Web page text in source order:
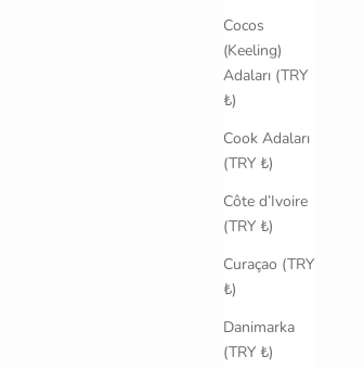
Cocos
(Keeling)
Adaları (TRY
₺)
Cook Adaları
(TRY ₺)
Côte d’Ivoire
(TRY ₺)
Curaçao (TRY
₺)
Danimarka
(TRY ₺)